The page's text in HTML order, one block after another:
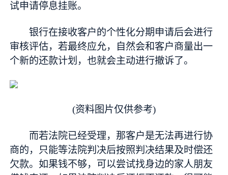
试申请停息挂账。
银行在接收客户的个性化分期申请后会进行
审核评估，若最终应允，自然会和客户商量出一
个新的还款计划，也就会主动进行撤诉了。
(资料图片仅供参考)
而若法院已经受理，那客户是无法再进行协
商的，只能等法院判决后按照判决结果及时偿还
欠款。如果钱不够，可以尝试找身边的家人朋友